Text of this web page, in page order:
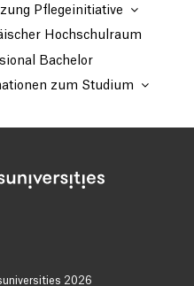
Pflegeinitiative
Hochschulraum
Bachelor
zum Studium
2026